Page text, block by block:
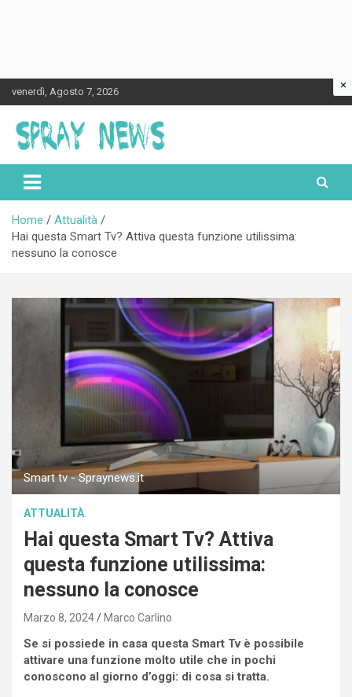
to
content
venerdì, Agosto 7, 2026
Spraynews.it
Home
Attualità
Hai questa Smart Tv? Attiva questa funzione utilissima:
nessuno la conosce
Smart tv - Spraynews.it
ATTUALITÀ
Hai questa Smart Tv? Attiva
questa funzione utilissima:
nessuno la conosce
Marzo 8, 2024 Marco Carlino
Se si possiede in casa questa Smart Tv è possibile
attivare una funzione molto utile che in pochi
conoscono al giorno d’oggi: di cosa si tratta.
×